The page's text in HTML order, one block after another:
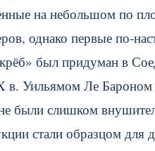
на небольшом по
однако первые по-
был придуман в
в. Уильямом Ле
были слишком
стали образцом для